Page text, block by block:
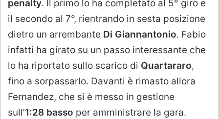
penalty. Il primo lo ha completato al 5° giro e
il secondo al 7°, rientrando in sesta posizione
dietro un arrembante Di Giannantonio. Fabio
infatti ha girato su un passo interessante che
lo ha riportato sullo scarico di Quartararo,
fino a sorpassarlo. Davanti è rimasto allora
Fernandez, che si è messo in gestione
sull’1:28 basso per amministrare la gara.